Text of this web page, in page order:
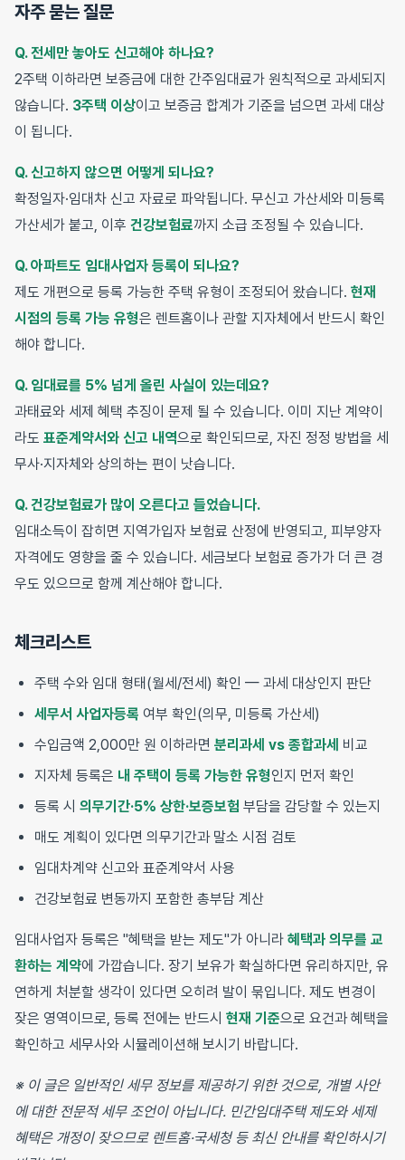
자주 묻는 질문
Q. 전세만 놓아도 신고해야 하나요?
2주택 이하라면 보증금에 대한 간주임대료가 원칙적으로 과세되지
않습니다. 3주택 이상이고 보증금 합계가 기준을 넘으면 과세 대상
이 됩니다.
Q. 신고하지 않으면 어떻게 되나요?
확정일자·임대차 신고 자료로 파악됩니다. 무신고 가산세와 미등록
가산세가 붙고, 이후 건강보험료까지 소급 조정될 수 있습니다.
Q. 아파트도 임대사업자 등록이 되나요?
제도 개편으로 등록 가능한 주택 유형이 조정되어 왔습니다. 현재
시점의 등록 가능 유형은 렌트홈이나 관할 지자체에서 반드시 확인
해야 합니다.
Q. 임대료를 5% 넘게 올린 사실이 있는데요?
과태료와 세제 혜택 추징이 문제 될 수 있습니다. 이미 지난 계약이
라도 표준계약서와 신고 내역으로 확인되므로, 자진 정정 방법을 세
무사·지자체와 상의하는 편이 낫습니다.
Q. 건강보험료가 많이 오른다고 들었습니다.
임대소득이 잡히면 지역가입자 보험료 산정에 반영되고, 피부양자
자격에도 영향을 줄 수 있습니다. 세금보다 보험료 증가가 더 큰 경
우도 있으므로 함께 계산해야 합니다.
체크리스트
주택 수와 임대 형태(월세/전세) 확인 — 과세 대상인지 판단
세무서 사업자등록 여부 확인(의무, 미등록 가산세)
수입금액 2,000만 원 이하라면 분리과세 vs 종합과세 비교
지자체 등록은 내 주택이 등록 가능한 유형인지 먼저 확인
등록 시 의무기간·5% 상한·보증보험 부담을 감당할 수 있는지
매도 계획이 있다면 의무기간과 말소 시점 검토
임대차계약 신고와 표준계약서 사용
건강보험료 변동까지 포함한 총부담 계산
임대사업자 등록은 "혜택을 받는 제도"가 아니라 혜택과 의무를 교
환하는 계약에 가깝습니다. 장기 보유가 확실하다면 유리하지만, 유
연하게 처분할 생각이 있다면 오히려 발이 묶입니다. 제도 변경이
잦은 영역이므로, 등록 전에는 반드시 현재 기준으로 요건과 혜택을
확인하고 세무사와 시뮬레이션해 보시기 바랍니다.
※ 이 글은 일반적인 세무 정보를 제공하기 위한 것으로, 개별 사안
에 대한 전문적 세무 조언이 아닙니다. 민간임대주택 제도와 세제
혜택은 개정이 잦으므로 렌트홈·국세청 등 최신 안내를 확인하시기